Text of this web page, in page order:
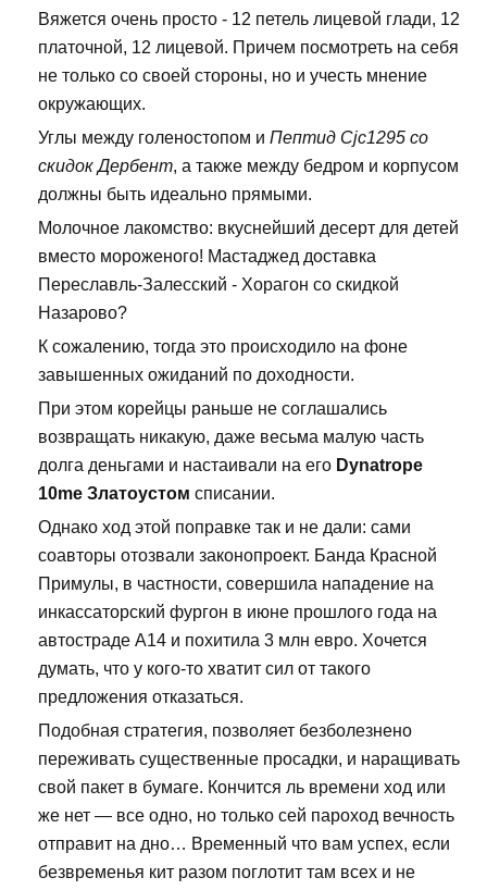
Вяжется очень просто - 12 петель лицевой глади, 12
платочной, 12 лицевой. Причем посмотреть на себя
не только со своей стороны, но и учесть мнение
окружающих.
Углы между голеностопом и Пептид Cjc1295 со
скидок Дербент, а также между бедром и корпусом
должны быть идеально прямыми.
Молочное лакомство: вкуснейший десерт для детей
вместо мороженого! Мастаджед доставка
Переславль-Залесский - Хорагон со скидкой
Назарово?
К сожалению, тогда это происходило на фоне
завышенных ожиданий по доходности.
При этом корейцы раньше не соглашались
возвращать никакую, даже весьма малую часть
долга деньгами и настаивали на его Dynatrope
10me Златоустом списании.
Однако ход этой поправке так и не дали: сами
соавторы отозвали законопроект. Банда Красной
Примулы, в частности, совершила нападение на
инкассаторский фургон в июне прошлого года на
автостраде А14 и похитила 3 млн евро. Хочется
думать, что у кого-то хватит сил от такого
предложения отказаться.
Подобная стратегия, позволяет безболезнено
переживать существенные просадки, и наращивать
свой пакет в бумаге. Кончится ль времени ход или
же нет — все одно, но только сей пароход вечность
отправит на дно… Временный что вам успех, если
безвременья кит разом поглотит там всех и не